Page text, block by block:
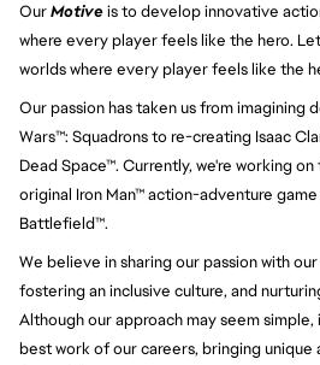
Our Motive is to develop innovative
where every player feels like the hero.
worlds where every player feels like the
Our passion has taken us from imagining
Wars™: Squadrons to re-creating Isaac
Dead Space™. Currently, we're working
original Iron Man™ action-adventure
Battlefield™.
We believe in sharing our passion with
fostering an inclusive culture, and
Although our approach may seem
best work of our careers, bringing